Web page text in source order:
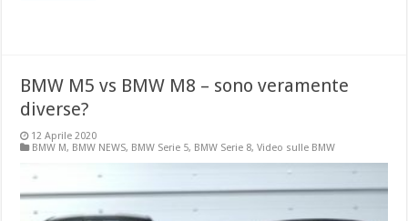
BMW M5 vs BMW M8 – sono veramente
diverse?
12 Aprile 2020
BMW M, BMW NEWS, BMW Serie 5, BMW Serie 8,Video sulle BMW